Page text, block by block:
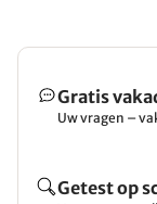
Gratis
Uw vragen –
Getest op